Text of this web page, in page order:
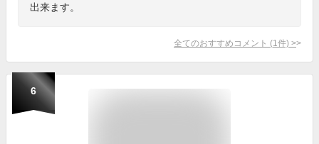
出来ます。
全てのおすすめコメント (1 件) >
6